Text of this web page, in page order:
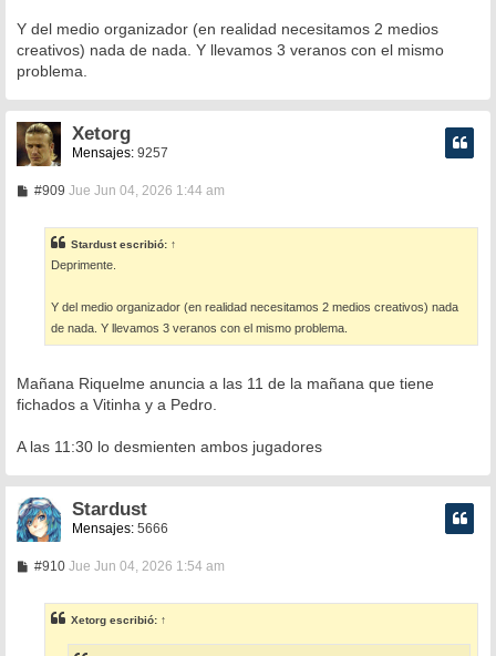
j
e
Y del medio organizador (en realidad necesitamos 2 medios
creativos) nada de nada. Y llevamos 3 veranos con el mismo
problema.
Xetorg
Mensajes: 9257
#909M
s
a
j
Jue Jun 04, 2026 1:44 am
Stardustescribió: ↑
Deprimente.
Y del medio organizador (en realidad necesitamos 2 medios creativos) nada
de nada. Y llevamos 3 veranos con el mismo problema.
Mañana Riquelme anuncia a las 11 de la mañana que tiene
fichados a Vitinha y a Pedro.
A las 11:30 lo desmienten ambos jugadores
Stardust
Mensajes: 5666
#910M
s
a
Jue Jun 04, 2026 1:54 am
Xetorg escribió: ↑